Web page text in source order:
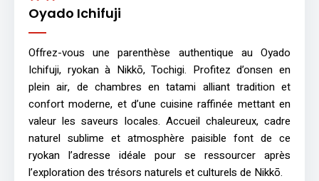
Oyado Ichifuji
Offrez-vous une parenthèse authentique au Oyado
Ichifuji, ryokan à Nikkō, Tochigi. Profitez d’onsen en
plein air, de chambres en tatami alliant tradition et
confort moderne, et d’une cuisine raffinée mettant en
valeur les saveurs locales. Accueil chaleureux, cadre
naturel sublime et atmosphère paisible font de ce
ryokan l’adresse idéale pour se ressourcer après
l’exploration des trésors naturels et culturels de Nikkō.